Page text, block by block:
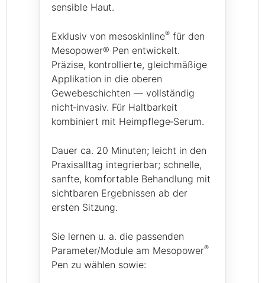
sensible Haut.
Exklusiv von mesoskinline® für den
Mesopower® Pen entwickelt.
Präzise, kontrollierte, gleichmäßige
Applikation in die oberen
Gewebeschichten — vollständig
nicht‑invasiv. Für Haltbarkeit
kombiniert mit Heimpflege‑Serum.
Dauer ca. 20 Minuten; leicht in den
Praxisalltag integrierbar; schnelle,
sanfte, komfortable Behandlung mit
sichtbaren Ergebnissen ab der
ersten Sitzung.
Sie lernen u. a. die passenden
Parameter/Module am Mesopower®
Pen zu wählen sowie: